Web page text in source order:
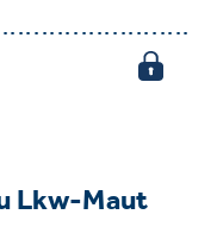
Lkw-Maut